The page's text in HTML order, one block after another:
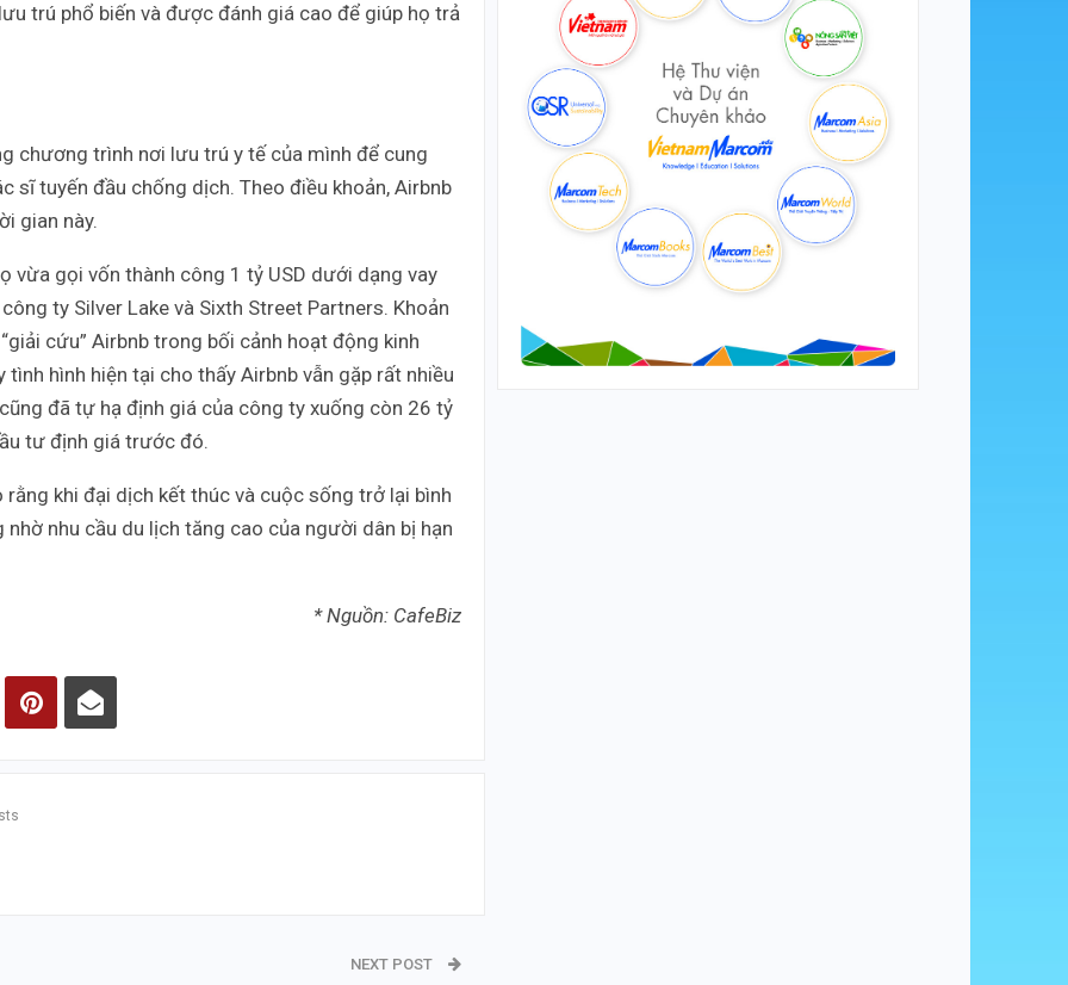
trú phổ biến và được đánh giá cao để giúp họ trả
chương trình nơi lưu trú y tế của mình để cung
sĩ tuyến đầu chống dịch. Theo điều khoản, Airbnb
gian này.
vừa gọi vốn thành công 1 tỷ USD dưới dạng vay
ty Silver Lake và Sixth Street Partners. Khoản
cứu” Airbnb trong bối cảnh hoạt động kinh
hình hiện tại cho thấy Airbnb vẫn gặp rất nhiều
đã tự hạ định giá của công ty xuống còn 26 tỷ
tư định giá trước đó.
rằng khi đại dịch kết thúc và cuộc sống trở lại bình
nhu cầu du lịch tăng cao của người dân bị hạn
* Nguồn: CafeBiz
NEXT POST